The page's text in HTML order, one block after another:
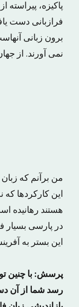
پاکیزه، پیراسته
فرازبانی دست
برون زبانی
نمی آورند. از
من برآنم که
این کارکردها که
هستند رهانیده
در پارسی بسیار
این بستر به
پرسش: با چنین
رسد شما از آن